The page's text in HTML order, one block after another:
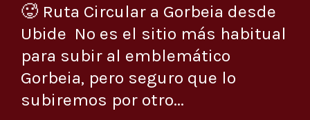
🥵 Ruta Circular a Gorbeia desde
Ubide No es el sitio más habitual
para subir al emblemático
Gorbeia, pero seguro que lo
subiremos por otro...